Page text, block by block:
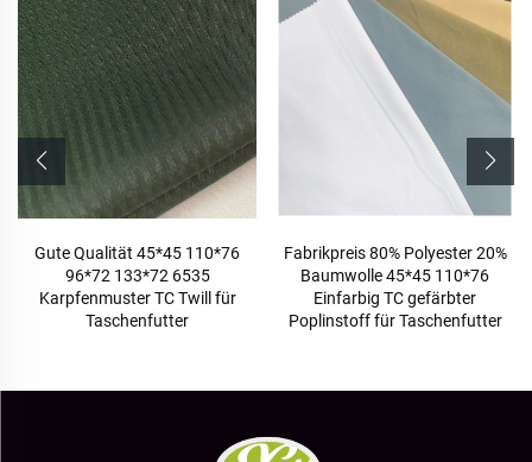
Gute Qualität 45*45 110*76
96*72 133*72 6535
Karpfenmuster TC Twill für
Taschenfutter
Fabrikpreis 80% Polyester 20%
Baumwolle 45*45 110*76
Einfarbig TC gefärbter
Poplinstoff für Taschenfutter